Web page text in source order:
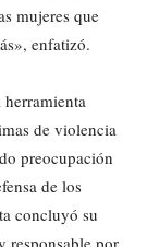
mujeres que
enfatizó.
de violencia
preocupación
de los
concluyó su